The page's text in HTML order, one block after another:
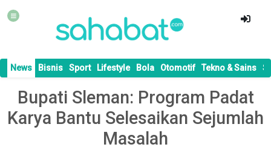
News Bisnis Sport Lifestyle Bola Otomotif Tekno & Sains
Bupati Sleman: Program Padat
Karya Bantu Selesaikan Sejumlah
Masalah